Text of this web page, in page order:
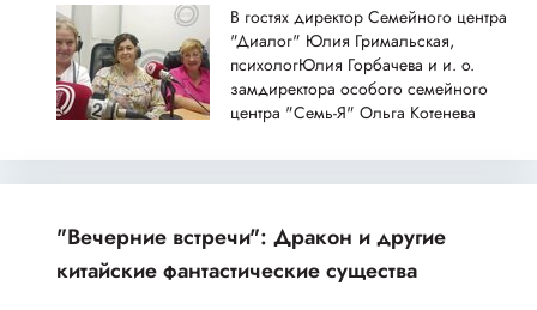
В гостях директор Семейного центра
"Диалог" Юлия Гримальская,
психологЮлия Горбачева и и. о.
замдиректора особого семейного
центра "Семь-Я" Ольга Котенева
"Вечерние встречи": Дракон и другие
китайские фантастические существа